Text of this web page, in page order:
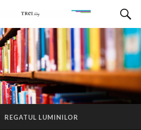
REGATUL LUMINILOR